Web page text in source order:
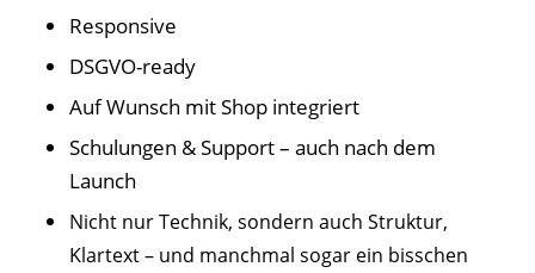
Responsive
DSGVO-ready
Auf Wunsch mit Shop integriert
Schulungen & Support – auch nach dem
Launch
Nicht nur Technik, sondern auch Struktur,
Klartext – und manchmal sogar ein bisschen